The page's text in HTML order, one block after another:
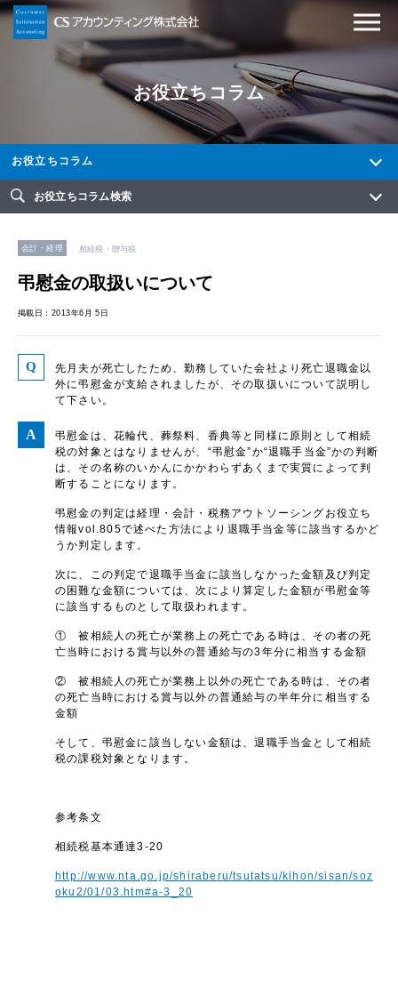
お役立ちコラム
お役立ちコラム
お役立ちコラム検索
会計・経理 相続税・贈与税
弔慰金の取扱いについて
掲載日：2013年6月 5日
先月夫が死亡したため、勤務していた会社より死亡退職金以
外に弔慰金が支給されましたが、その取扱いについて説明し
て下さい。
弔慰金は、花輪代、葬祭料、香典等と同様に原則として相続
税の対象とはなりませんが、“弔慰金”か“退職手当金”かの判断
は、その名称のいかんにかかわらずあくまで実質によって判
断することになります。
弔慰金の判定は経理・会計・税務アウトソーシングお役立ち
情報vol.805で述べた方法により退職手当金等に該当するかど
うか判定します。
次に、この判定で退職手当金に該当しなかった金額及び判定
の困難な金額については、次により算定した金額が弔慰金等
に該当するものとして取扱われます。
① 被相続人の死亡が業務上の死亡である時は、その者の死
亡当時における賞与以外の普通給与の3年分に相当する金額
② 被相続人の死亡が業務上以外の死亡である時は、その者
の死亡当時における賞与以外の普通給与の半年分に相当する
金額
そして、弔慰金に該当しない金額は、退職手当金として相続
税の課税対象となります。
参考条文
相続税基本通達3-20
http://www.nta.go.jp/shiraberu/tsutatsu/kihon/sisan/soz
oku2/01/03.htm#a-3_20